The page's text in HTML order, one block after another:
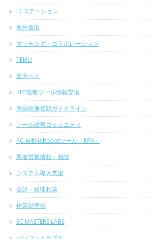
ECステーション
海外進出
マッチング・コラボレーション
TEMU
楽天ペイ
RPP攻略ツール情報交換
商品画像登録ガイドライン
ツール改善コミュニティ
PC 自動化Robotツール「RPA」
業者営業情報・相談
システム導入支援
会計・経理相談
作業効率化
EC MASTERS LABS